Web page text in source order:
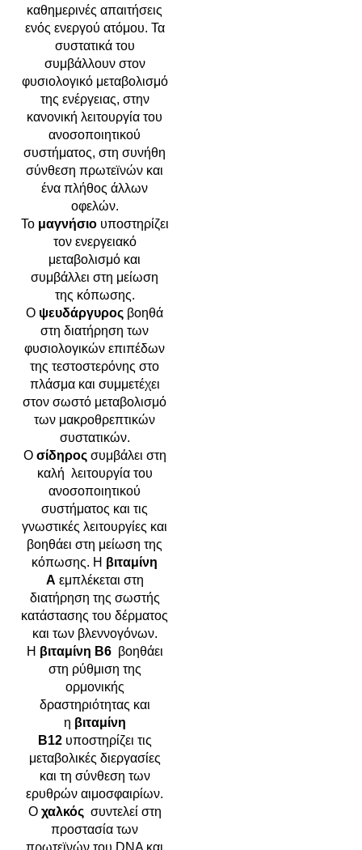
καθημερινές απαιτήσεις
ενός ενεργού ατόμου. Τα
συστατικά του
συμβάλλουν στον
φυσιολογικό μεταβολισμό
της ενέργειας, στην
κανονική λειτουργία του
ανοσοποιητικού
συστήματος, στη συνήθη
σύνθεση πρωτεϊνών και
ένα πλήθος άλλων
οφελών.
Το μαγνήσιουποστηρίζει
τον ενεργειακό
μεταβολισμό και
συμβάλλει στη μείωση
της κόπωσης.
Ο ψευδάργυρος βοηθά
στη διατήρηση των
φυσιολογικών επιπέδων
της τεστοστερόνης στο
πλάσμα και συμμετέχει
στον σωστό μεταβολισμό
των μακροθρεπτικών
συστατικών.
Ο σίδηροςσυμβάλει στη
καλή λειτουργία του
ανοσοποιητικού
συστήματος και τις
γνωστικές λειτουργίες και
βοηθάει στη μείωση της
κόπωσης. Η βιταμίνη
Α εμπλέκεται στη
διατήρηση της σωστής
κατάστασης του δέρματος
και των βλεννογόνων.
Η βιταμίνη Β6βοηθάει
στη ρύθμιση της
ορμονικής
δραστηριότητας και
η βιταμίνη
Β12υποστηρίζει τις
μεταβολικές διεργασίες
και τη σύνθεση των
ερυθρών αιμοσφαιρίων.
Ο χαλκός συντελεί στη
προστασία των
πρωτεϊνών του DNA και